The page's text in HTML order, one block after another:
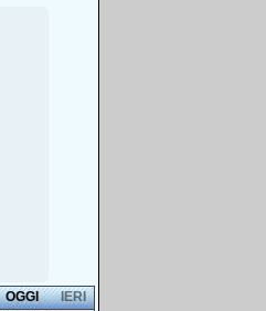
IERI
OGGI